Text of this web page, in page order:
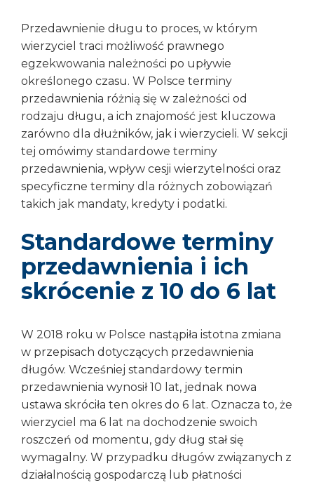
Przedawnienie długu to proces, w którym
wierzyciel traci możliwość prawnego
egzekwowania należności po upływie
określonego czasu. W Polsce terminy
przedawnienia różnią się w zależności od
rodzaju długu, a ich znajomość jest kluczowa
zarówno dla dłużników, jak i wierzycieli. W sekcji
tej omówimy standardowe terminy
przedawnienia, wpływ cesji wierzytelności oraz
specyficzne terminy dla różnych zobowiązań
takich jak mandaty, kredyty i podatki.
Standardowe terminy
przedawnienia i ich
skrócenie z 10 do 6 lat
W 2018 roku w Polsce nastąpiła istotna zmiana
w przepisach dotyczących przedawnienia
długów. Wcześniej standardowy termin
przedawnienia wynosił 10 lat, jednak nowa
ustawa skróciła ten okres do 6 lat. Oznacza to, że
wierzyciel ma 6 lat na dochodzenie swoich
roszczeń od momentu, gdy dług stał się
wymagalny. W przypadku długów związanych z
działalnością gospodarczą lub płatności